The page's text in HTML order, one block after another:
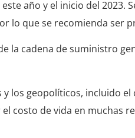
año y el inicio del 2023.
lo que se recomienda ser
la cadena de suministro
los geopolíticos, incluido
costo de vida en muchas